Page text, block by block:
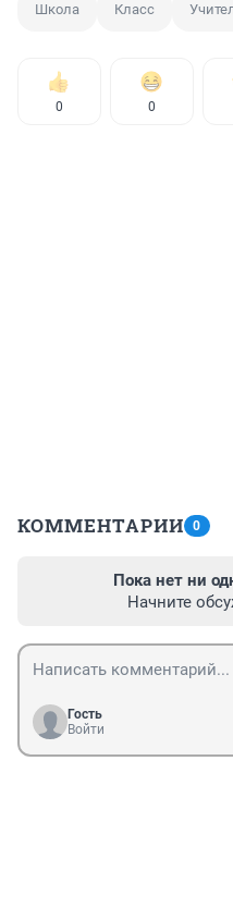
Школа Класс
0 0
КОММЕНТАРИИ 0
Пока нет ни
Начните
Гость
Войти